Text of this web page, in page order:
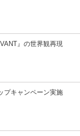
』の世界観再現
プキャンペーン実施